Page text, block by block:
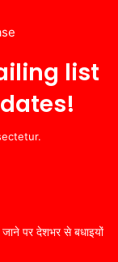
list
जाने पर देशभर से बधाइयों